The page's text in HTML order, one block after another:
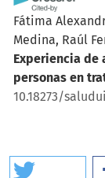
Fátima
Medina, Raúl
Experiencia
personas en
10.18273/